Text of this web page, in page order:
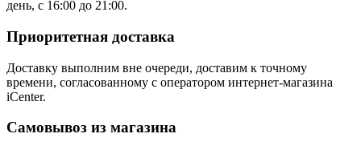
день, с 16:00 до 21:00.
Приоритетная доставка
Доставку выполним вне очереди, доставим к точному
времени, согласованному с оператором интернет-магазина
iCenter.
Самовывоз из магазина